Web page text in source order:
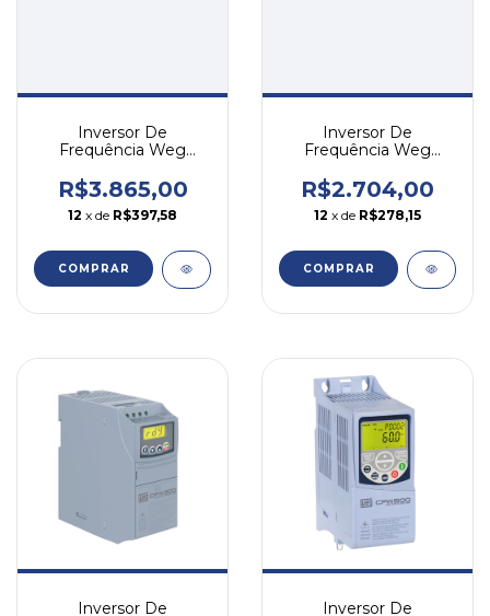
Inversor De
Frequência Weg
Trifásico
R$3.865,00
12 x de R$397,58
COMPRAR
Inversor De
Frequência Weg
Mono/tri
R$2.704,00
12 x de R$278,15
COMPRAR
Inversor De
Inversor De